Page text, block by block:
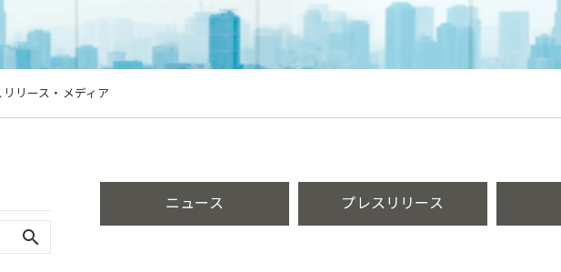
リース・メディア
ニュース プレスリリース
search